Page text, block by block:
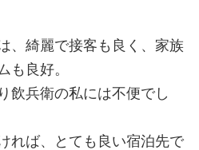
、綺麗で接客も良く、家族
も良好。
飲兵衛の私には不便でし
れば、とても良い宿泊先で